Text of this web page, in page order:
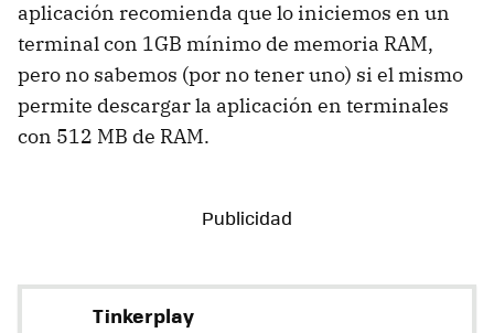
aplicación recomienda que lo iniciemos en un
terminal con 1GB mínimo de memoria RAM,
pero no sabemos (por no tener uno) si el mismo
permite descargar la aplicación en terminales
con 512 MB de RAM.
Tinkerplay